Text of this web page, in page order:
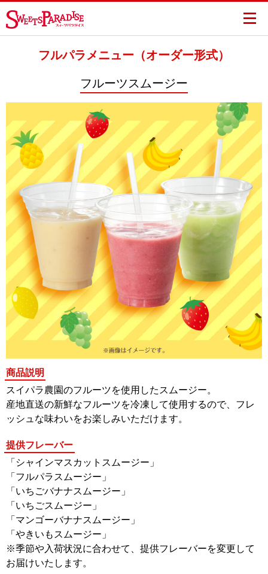
フルパラメニュー（オーダー形式）
フルーツスムージー
商品説明
スイパラ農園のフルーツを使用したスムージー。
産地直送の新鮮なフルーツを冷凍して使用するので、フレ
ッシュな味わいをお楽しみいただけます。
提供フレーバー
「シャインマスカットスムージー」
「フルパラスムージー」
「いちごバナナスムージー」
「いちごスムージー」
「マンゴーバナナスムージー」
「やきいもスムージー」
※季節や入荷状況に合わせて、提供フレーバーを変更して
お届けいたします。